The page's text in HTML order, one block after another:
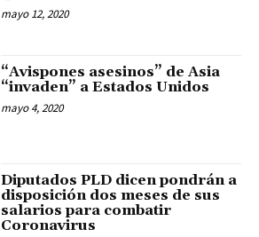
mayo 12, 2020
“Avispones asesinos” de Asia
“invaden” a Estados Unidos
mayo 4, 2020
Diputados PLD dicen pondrán a
disposición dos meses de sus
salarios para combatir
Coronavirus